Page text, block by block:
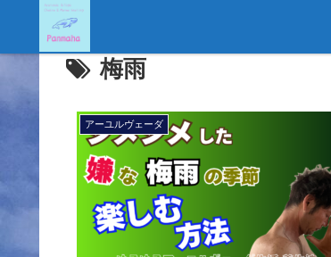
梅雨
アーユルヴェーダ